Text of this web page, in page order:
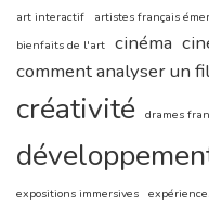
art interactif artistes français
bienfaits de l'art cinéma
comment analyser un
créativité drames
expositions immersives